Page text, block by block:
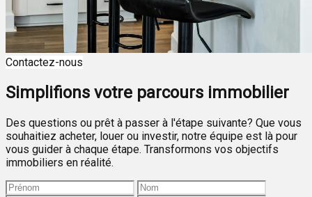
Contactez-nous
Simplifions votre parcours immobilier
Des questions ou prêt à passer à l'étape suivante? Que vous
souhaitiez acheter, louer ou investir, notre équipe est là pour
vous guider à chaque étape. Transformons vos objectifs
immobiliers en réalité.